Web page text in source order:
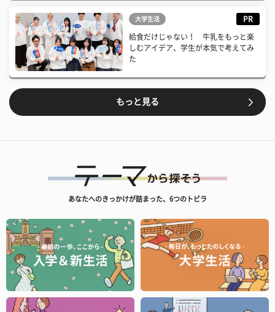
大学生活 PR
給食だけじゃない！ 牛乳をもっと楽
しむアイデア、学生が本気で考えてみ
た
もっと見る
あなたへのきっかけが詰まった、6つのトビラ